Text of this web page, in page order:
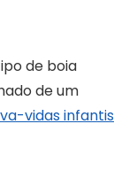
de boia
de um
vidas infantis